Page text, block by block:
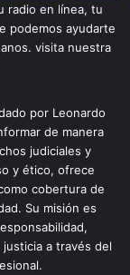
radio en línea, tu
podemos ayudarte
visita nuestra
por Leonardo
de manera
judiciales y
y ético, ofrece
cobertura de
Su misión es
a través del